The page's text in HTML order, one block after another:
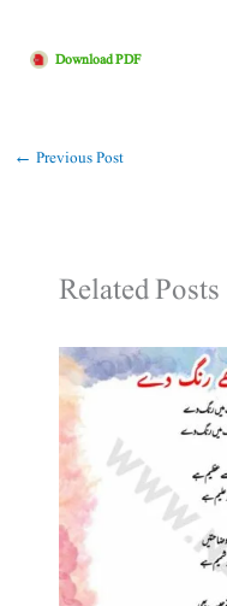
Download PDF
← Previous Post
Related Posts